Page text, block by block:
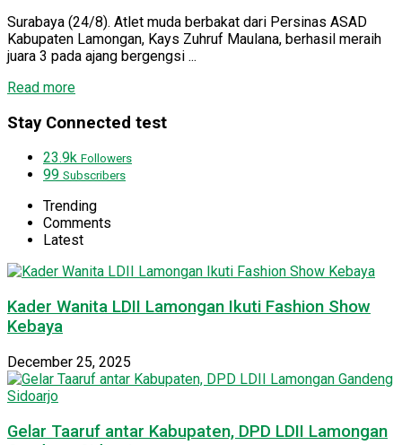
Surabaya (24/8). Atlet muda berbakat dari Persinas ASAD
Kabupaten Lamongan, Kays Zuhruf Maulana, berhasil meraih
juara 3 pada ajang bergengsi ...
Read moreDetails
Stay Connected test
23.9k Followers
99 Subscribers
Trending
Comments
Latest
Kader Wanita LDII Lamongan Ikuti Fashion Show
Kebaya
December 25, 2025
Gelar Taaruf antar Kabupaten, DPD LDII Lamongan